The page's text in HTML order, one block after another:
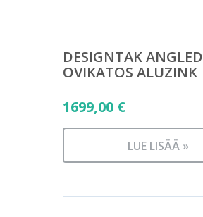
DESIGNTAK ANGLED
OVIKATOS ALUZINK
1699,00 €
LUE LISÄÄ »